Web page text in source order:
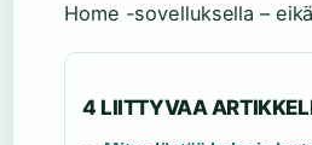
Home -sovelluksella –
4 LIITTYVAA